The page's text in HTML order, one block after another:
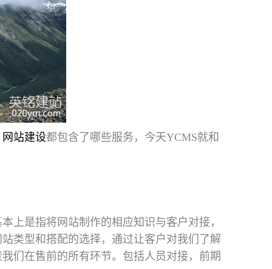
网站建设都包含了哪些服务，今天YCMS就和
上是指将网站制作的相应知识与客户对接，
类型和搭配的选择，通过让客户对我们了解
们在售前的所有环节。包括人员对接，前期